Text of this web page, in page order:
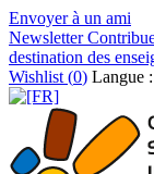
Envoyer à un ami
Newsletter
destination des
Wishlist (0) Langue